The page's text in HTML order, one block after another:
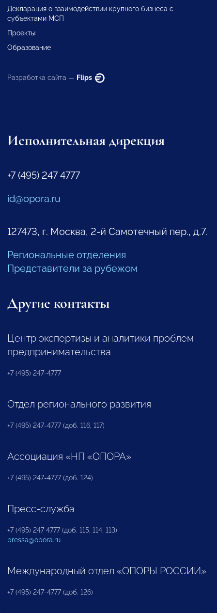
Декларация о взаимодействии крупного бизнеса с
субъектами МСП
Проекты
Образование
Разработка сайта — Flips
Исполнительная дирекция
+7 (495) 247 4777
id@opora.ru
127473, г. Москва, 2-й Самотечный пер., д.7.
Региональные отделения
Представители за рубежом
Другие контакты
Центр экспертизы и аналитики проблем
предпринимательства
+7 (495) 247-4777
Отдел регионального развития
+7 (495) 247-4777 (доб. 116, 117)
Ассоциация «НП «ОПОРА»
+7 (495) 247-4777 (доб. 124)
Пресс-служба
+7 (495) 247 4777 (доб. 115, 114, 113)
pressa@opora.ru
Международный отдел «ОПОРЫ РОССИИ»
+7 (495) 247-4777 (доб. 126)